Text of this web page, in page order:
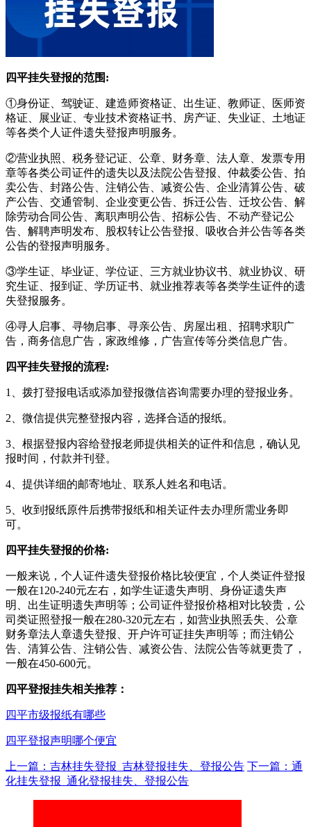
四平挂失登报的范围:
①身份证、驾驶证、建造师资格证、出生证、教师证、医师资
格证、展业证、专业技术资格证书、房产证、失业证、土地证
等各类个人证件遗失登报声明服务。
②营业执照、税务登记证、公章、财务章、法人章、发票专用
章等各类公司证件的遗失以及法院公告登报、仲裁委公告、拍
卖公告、封路公告、注销公告、减资公告、企业清算公告、破
产公告、交通管制、企业变更公告、拆迁公告、迁坟公告、解
除劳动合同公告、离职声明公告、招标公告、不动产登记公
告、解聘声明发布、股权转让公告登报、吸收合并公告等各类
公告的登报声明服务。
③学生证、毕业证、学位证、三方就业协议书、就业协议、研
究生证、报到证、学历证书、就业推荐表等各类学生证件的遗
失登报服务。
④寻人启事、寻物启事、寻亲公告、房屋出租、招聘求职广
告，商务信息广告，家政维修，广告宣传等分类信息广告。
四平挂失登报的流程:
1、拨打登报电话或添加登报微信咨询需要办理的登报业务。
2、微信提供完整登报内容，选择合适的报纸。
3、根据登报内容给登报老师提供相关的证件和信息，确认见
报时间，付款并刊登。
4、提供详细的邮寄地址、联系人姓名和电话。
5、收到报纸原件后携带报纸和相关证件去办理所需业务即
可。
四平挂失登报的价格:
一般来说，个人证件遗失登报价格比较便宜，个人类证件登报
一般在120-240元左右，如学生证遗失声明、身份证遗失声
明、出生证明遗失声明等；公司证件登报价格相对比较贵，公
司类证照登报一般在280-320元左右，如营业执照丢失、公章
财务章法人章遗失登报、开户许可证挂失声明等；而注销公
告、清算公告、注销公告、减资公告、法院公告等就更贵了，
一般在450-600元。
四平登报挂失相关推荐：
四平市级报纸有哪些
四平登报声明哪个便宜
上一篇：吉林挂失登报_吉林登报挂失、登报公告 下一篇：通
化挂失登报_通化登报挂失、登报公告